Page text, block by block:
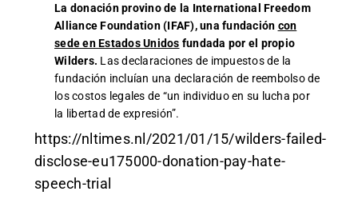
La donación provino de la International Freedom
Alliance Foundation (IFAF), una fundación con
sede en Estados Unidos fundada por el propio
Wilders. Las declaraciones de impuestos de la
fundación incluían una declaración de reembolso de
los costos legales de “un individuo en su lucha por
la libertad de expresión”.
https://nltimes.nl/2021/01/15/wilders-failed-
disclose-eu175000-donation-pay-hate-
speech-trial